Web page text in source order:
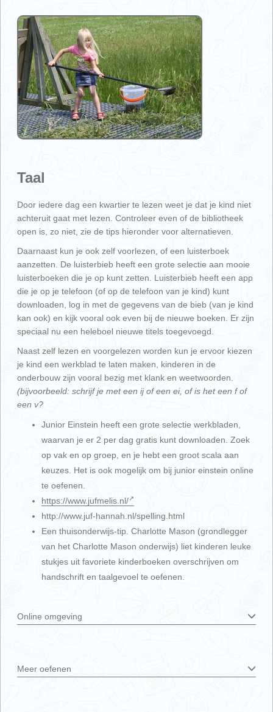
Taal
Door iedere dag een kwartier te lezen weet je dat je kind niet
achteruit gaat met lezen. Controleer even of de bibliotheek
open is, zo niet, zie de tips hieronder voor alternatieven.
Daarnaast kun je ook zelf voorlezen, of een luisterboek
aanzetten. De luisterbieb heeft een grote selectie aan mooie
luisterboeken die je op kunt zetten. Luisterbieb heeft een app
die je op je telefoon (of op de telefoon van je kind) kunt
downloaden, log in met de gegevens van de bieb (van je kind
kan ook) en kijk vooral ook even bij de nieuwe boeken. Er zijn
speciaal nu een heleboel nieuwe titels toegevoegd.
Naast zelf lezen en voorgelezen worden kun je ervoor kiezen
je kind een werkblad te laten maken, kinderen in de
onderbouw zijn vooral bezig met klank en weetwoorden.
(bijvoorbeeld: schrijf je met een ij of een ei, of is het een f of
een v?
Junior Einstein heeft een grote selectie werkbladen,
waarvan je er 2 per dag gratis kunt downloaden. Zoek
op vak en op groep, en je hebt een groot scala aan
keuzes. Het is ook mogelijk om bij junior einstein online
te oefenen.
https://www.jufmelis.nl/
http://www.juf-hannah.nl/spelling.html
Een thuisonderwijs-tip. Charlotte Mason (grondlegger
van het Charlotte Mason onderwijs) liet kinderen leuke
stukjes uit favoriete kinderboeken overschrijven om
handschrift en taalgevoel te oefenen.
Online omgeving
Meer oefenen